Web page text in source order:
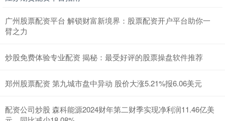
广州股票配资平台 解锁财富新境界：股票配资开户平台助你一
臂之力
炒股免费体验专业配资 揭秘：最受好评的股票操盘软件推荐
郑州股票配资 第九城市盘中异动 股价大涨5.21%报6.06美元
配资公司炒股 森科能源2024财年第二财季实现净利润11.46亿美